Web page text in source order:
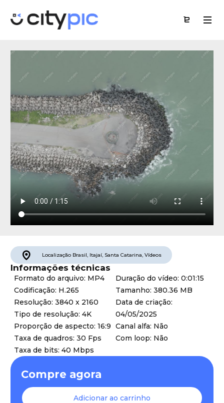
Localização Brasil, Itajaí, Santa Catarina, Vídeos
Informações técnicas
Formato do arquivo: MP4
Codificação: H.265
Resolução: 3840 x 2160
Tipo de resolução: 4K
Proporção de aspecto: 16:9
Taxa de quadros: 30 Fps
Taxa de bits: 40 Mbps
Duração do vídeo: 0:01:15
Tamanho: 380.36 MB
Data de criação:
04/05/2025
Canal alfa: Não
Com loop: Não
Compre agora
Adicionar ao carrinho